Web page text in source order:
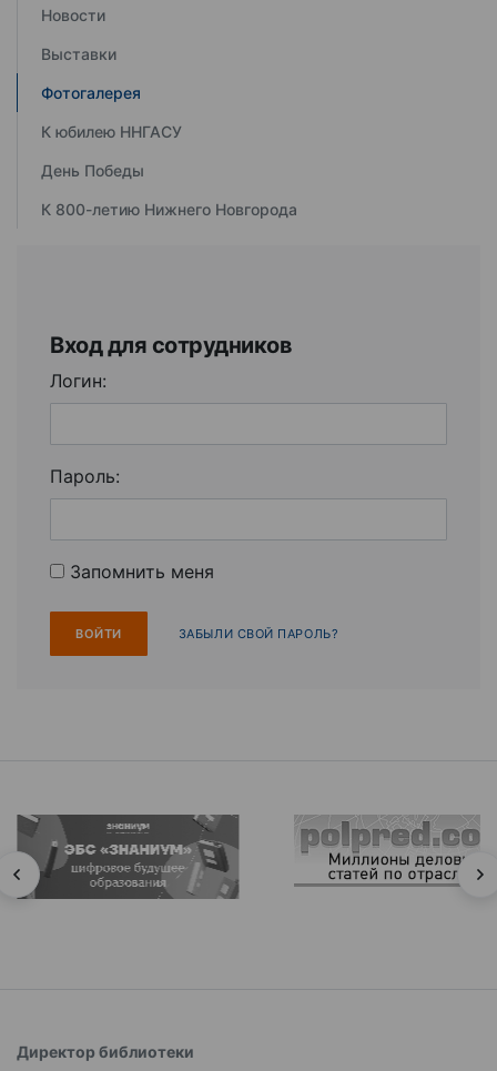
Новости
Выставки
Фотогалерея
К юбилею ННГАСУ
День Победы
К 800-летию Нижнего Новгорода
Вход для сотрудников
Логин:
Пароль:
Запомнить меня
ЗАБЫЛИ СВОЙ ПАРОЛЬ?
Директор библиотеки